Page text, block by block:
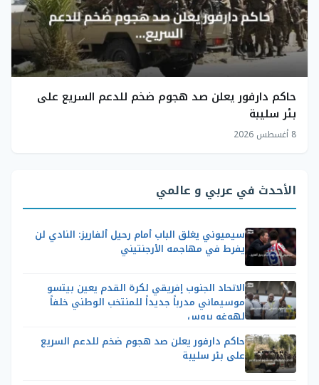
حاكم دارفور يعلن صد هجوم ضخم للدعم السريع على
بئر سليبة
8 أغسطس 2026
الأحدث في عربي و عالمي
سيميوني يغلق الباب أمام رحيل ألفاريز: النادي لن
يفرط في مهاجمه الأرجنتيني
الاتحاد الجنوب إفريقي لكرة القدم يعين بيتسو
موسيماني مدرباً جديداً للمنتخب الوطني خلفاً
لهوغو بروس
حاكم دارفور يعلن صد هجوم ضخم للدعم السريع
على بئر سليبة